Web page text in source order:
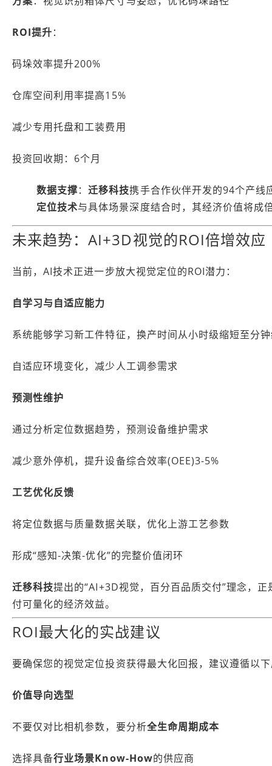
ROI提升：
码垛效率提升200%
仓库空间利用率提高15%
减少专用托盘和工装费用
投资回收期：6个月
数据支撑：迁移科技携手合作伙伴开发的94个产线
定位技术与具体场景深度结合时，其经济价值将成
未来趋势：AI+3D视觉的ROI倍增效应
当前，AI技术正进一步放大视觉定位的ROI潜力：
自学习与自适应能力
系统能够学习新工件特征，换产时间从小时级缩短至分
自适应环境变化，减少人工调参需求
预测性维护
通过分析定位数据趋势，预测设备维护需求
减少意外停机，提升设备综合效率(OEE)3-5%
工艺优化反馈
将定位数据与质量数据关联，优化上游工艺参数
形成“感知-决策-优化”的完整价值闭环
迁移科技提出的“AI+3D视觉，百分百品质交付”理念，
付可量化的经济效益。
ROI最大化的实战建议
要确保您的视觉定位投资获得最大化回报，建议遵循以
价值导向选型
不要仅对比相机参数，要分析全生命周期成本
选择具备行业场景Know-How的供应商